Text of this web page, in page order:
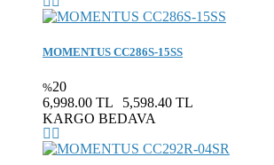
MOMENTUS CC286S-15SS
%20
6,998.00 TL
5,598.40 TL
KARGO BEDAVA